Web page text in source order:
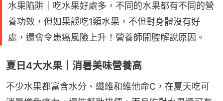
水果陷阱｜吃水果好處多，不同的水果都有不同的營
養功效，但如果誤吃1類水果，不但對身體沒有好
處，還會令患癌風險上升！營養師開腔解說原因。
夏日4大水果｜消暑美味營養高
不少水果都富含水分、纖維和維他命C，在夏天吃可